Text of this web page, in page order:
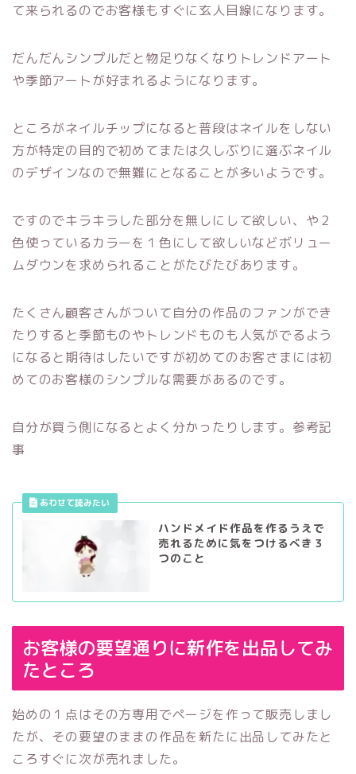
て来られるのでお客様もすぐに玄人目線になります。
だんだんシンプルだと物足りなくなりトレンドアート
や季節アートが好まれるようになります。
ところがネイルチップになると普段はネイルをしない
方が特定の目的で初めてまたは久しぶりに選ぶネイル
のデザインなので無難にとなることが多いようです。
ですのでキラキラした部分を無しにして欲しい、や２
色使っているカラーを１色にして欲しいなどボリュー
ムダウンを求められることがたびたびあります。
たくさん顧客さんがついて自分の作品のファンができ
たりすると季節ものやトレンドものも人気がでるよう
になると期待はしたいですが初めてのお客さまには初
めてのお客様のシンプルな需要があるのです。
自分が買う側になるとよく分かったりします。参考記
事
ハンドメイド作品を作るうえで
売れるために気をつけるべき３
つのこと
お客様の要望通りに新作を出品してみ
たところ
始めの１点はその方専用でページを作って販売しまし
たが、その要望のままの作品を新たに出品してみたと
ころすぐに次が売れました。